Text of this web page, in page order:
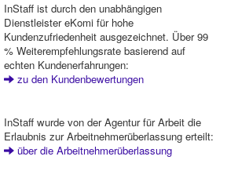
InStaff ist durch den unabhängigen
Dienstleister eKomi für hohe
Kundenzufriedenheit ausgezeichnet. Über 99
% Weiterempfehlungsrate basierend auf
echten Kundenerfahrungen:
zu den Kundenbewertungen
InStaff wurde von der Agentur für Arbeit die
Erlaubnis zur Arbeitnehmerüberlassung erteilt:
über die Arbeitnehmerüberlassung